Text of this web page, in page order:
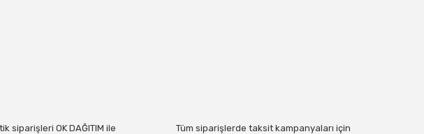
siparişleri OK DAĞITIM ile Tüm siparişlerde taksit kampanyaları için